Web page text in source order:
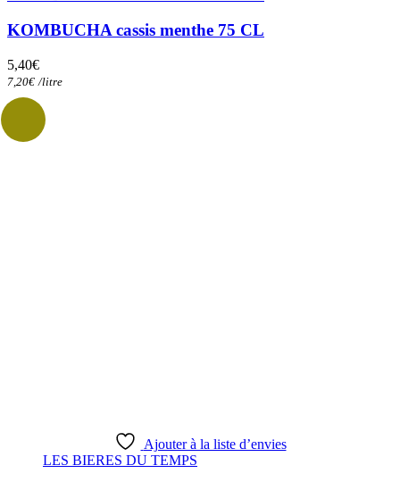
KOMBUCHA cassis menthe 75 CL
5,40€
7,20€ /litre
Ajouter à la liste d’envies
LES BIERES DU TEMPS